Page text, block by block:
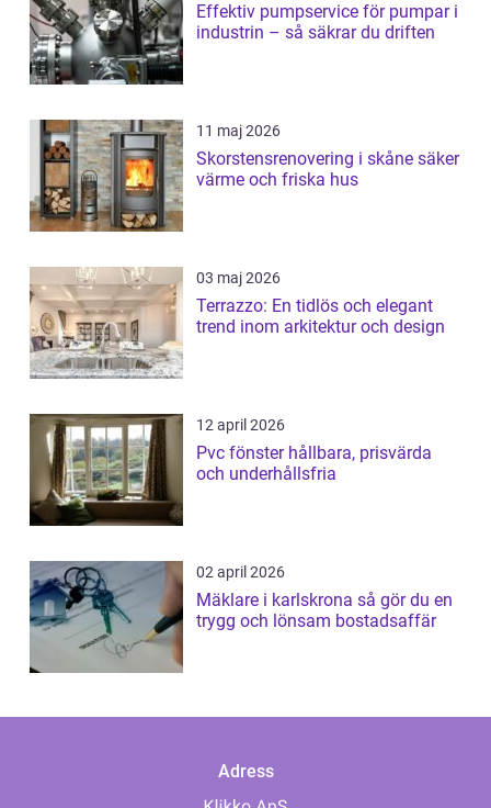
Effektiv pumpservice för pumpar i
industrin – så säkrar du driften
11 maj 2026
Skorstensrenovering i skåne säker
värme och friska hus
03 maj 2026
Terrazzo: En tidlös och elegant
trend inom arkitektur och design
12 april 2026
Pvc fönster hållbara, prisvärda
och underhållsfria
02 april 2026
Mäklare i karlskrona så gör du en
trygg och lönsam bostadsaffär
Adress